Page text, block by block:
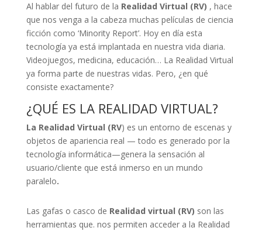
Al hablar del futuro de la Realidad Virtual (RV) , hace
que nos venga a la cabeza muchas películas de ciencia
ficción como ‘Minority Report’. Hoy en día esta
tecnología ya está implantada en nuestra vida diaria.
Videojuegos, medicina, educación… La Realidad Virtual
ya forma parte de nuestras vidas. Pero, ¿en qué
consiste exactamente?
¿QUÉ ES LA REALIDAD VIRTUAL?
La Realidad Virtual (RV) es un entorno de escenas y
objetos de apariencia real — todo es generado por la
tecnología informática—genera la sensación al
usuario/cliente que está inmerso en un mundo
paralelo.
Las gafas o casco de Realidad virtual (RV) son las
herramientas que. nos permiten acceder a la Realidad